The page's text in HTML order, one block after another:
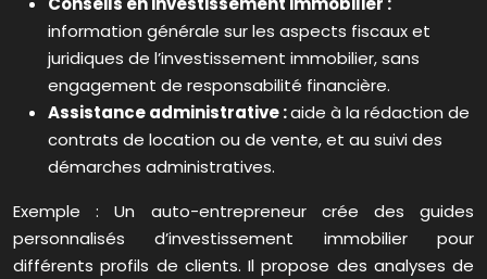
information générale sur les aspects fiscaux et
juridiques de l’investissement immobilier, sans
engagement de responsabilité financière.
Assistance administrative :aide à la rédaction de
contrats de location ou de vente, et au suivi des
démarches administratives.
Exemple : Un auto-entrepreneur crée des guides
personnalisés d’investissement immobilier pour
différents profils de clients. Il propose des analyses de